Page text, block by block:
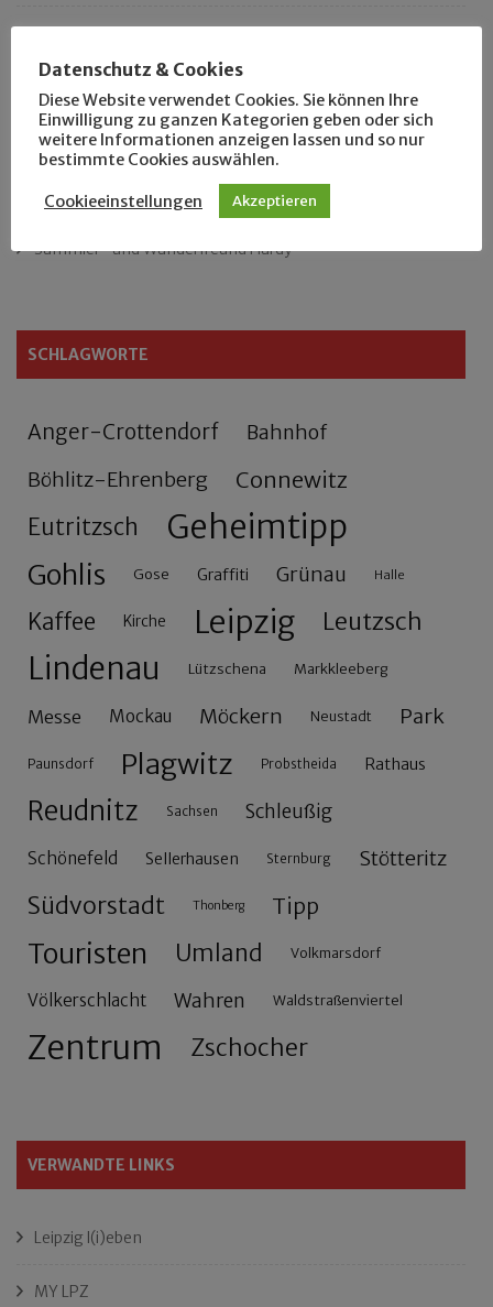
Rennfahrer in Schönefeld und Zschocher
Zu Fuß durch Anger-Crottendorf
Sammler- und Wanderfreund Hardy
SCHLAGWORTE
Anger-Crottendorf Bahnhof
Böhlitz-Ehrenberg Connewitz
Eutritzsch Geheimtipp
Gohlis Gose Graffiti Grünau Halle
Kaffee Kirche Leipzig Leutzsch
Lindenau Lützschena Markkleeberg
Messe Mockau Möckern Neustadt Park
Paunsdorf Plagwitz Probstheida Rathaus
Reudnitz Sachsen Schleußig
Schönefeld Sellerhausen Sternburg Stötteritz
Südvorstadt Thonberg Tipp
Touristen Umland Volkmarsdorf
Völkerschlacht Wahren Waldstraßenviertel
Zentrum Zschocher
VERWANDTE LINKS
Leipzig l(i)eben
MY LPZ
Datenschutz & Cookies
Diese Website verwendet Cookies. Sie können Ihre
Einwilligung zu ganzen Kategorien geben oder sich
weitere Informationen anzeigen lassen und so nur
bestimmte Cookies auswählen.
Cookieeinstellungen Akzeptieren